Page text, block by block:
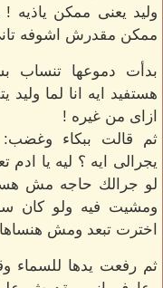
وليد يعنى ممكن ياذيه
ممكن مقدرش اشوفه
بدأت دموعها
هستفيد ايه انا لما
ازاى من غيره !
ثم قالت ببكاء
يجرالى ايه ؟ ليه يا
لو جرالك حاجه مش
ومشيت فيه ولو كان
اخترت تبعد ومش
ثم رفعت يدها للسماء